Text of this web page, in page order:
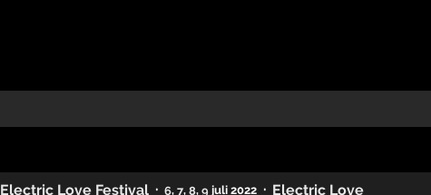
Electric Love Festival · 6,7,8,9juli 2022 · Electric Love